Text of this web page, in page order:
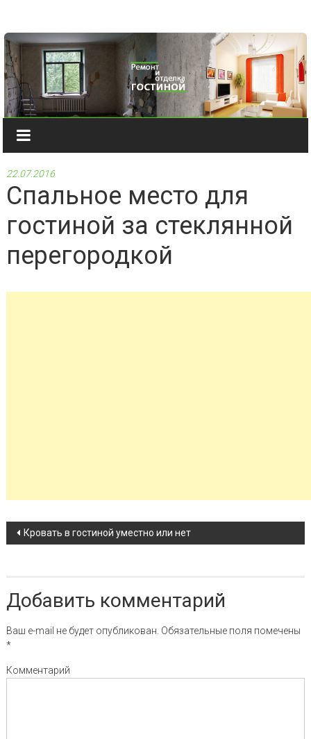
22.07.2016
Спальное место для
гостиной за стеклянной
перегородкой
Навигация по записи
Кровать в гостиной уместно или нет
Добавить комментарий
Ваш e-mail не будет опубликован. Обязательные поля помечены
*
Комментарий